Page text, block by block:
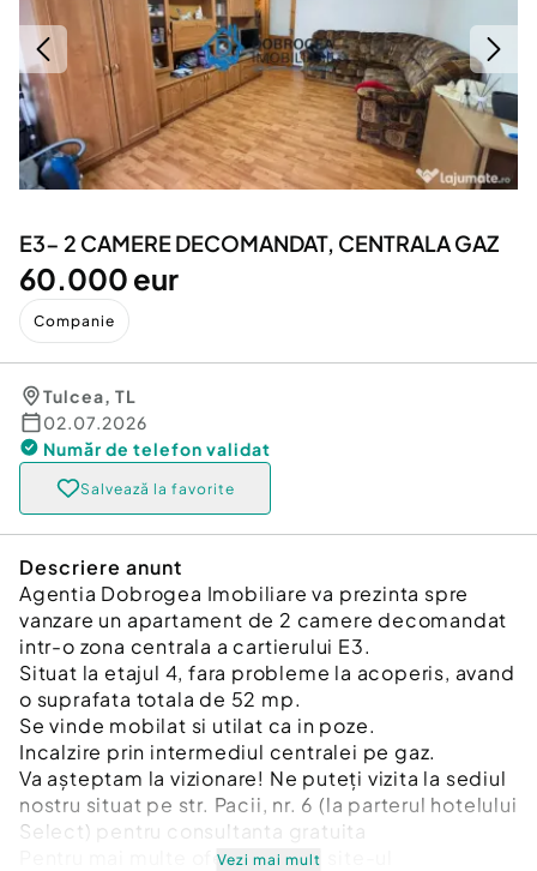
Servicii
Animale de companie
Afaceri și echipamente profesionale
Inchiriere Bunuri si Vehicule
Utilaje agricole si industriale
Piese auto si accesorii
Dacia Duster
E3- 2 CAMERE DECOMANDAT, CENTRALA GAZ
60.000 eur
Companie
Tulcea, TL
02.07.2026
Număr de telefon validat
Salvează la favorite
Descriere anunt
Agentia Dobrogea Imobiliare va prezinta spre
vanzare un apartament de 2 camere decomandat
intr-o zona centrala a cartierului E3.
Situat la etajul 4, fara probleme la acoperis, avand
o suprafata totala de 52 mp.
Se vinde mobilat si utilat ca in poze.
Incalzire prin intermediul centralei pe gaz.
Va așteptam la vizionare! Ne puteți vizita la sediul
nostru situat pe str. Pacii, nr. 6 (la parterul hotelului
Select) pentru consultanta gratuita
Pentru mai multe oferte vizitați site-ul
Vezi mai mult